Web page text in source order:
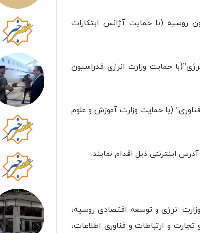
روسیه (با حمایت آژانس ابتکارات
انرژی”(با حمایت وزارت انرژی فدراسیون
– فناوری” (با حمایت وزارت آموزش و علوم
اینترنتی ذیل اقدام نمایند.
انرژی و توسعه اقتصادی روسیه،
تجارت و ارتباطات و فناوری اطلاعات،